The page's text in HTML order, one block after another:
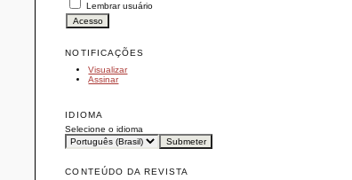
Lembrar usuário
NOTIFICAÇÕES
Visualizar
Assinar
IDIOMA
Selecione o idioma
CONTEÚDO DA REVISTA